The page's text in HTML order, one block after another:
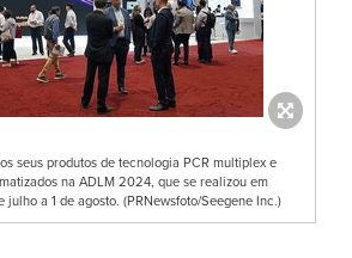
seus produtos de tecnologia PCR multiplex e
na ADLM 2024, que se realizou em
julho a 1 de agosto. (PRNewsfoto/Seegene Inc.)